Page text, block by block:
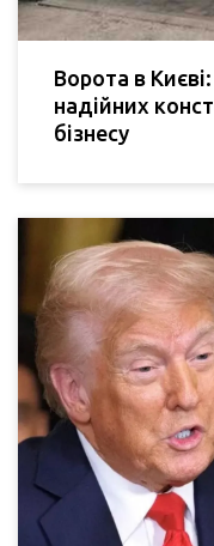
Ворота в
надійних
бізнесу